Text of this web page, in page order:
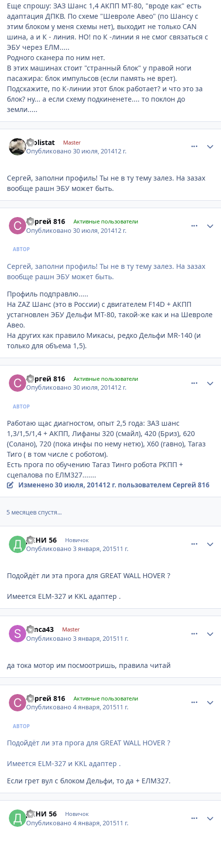
Еще спрошу: ЗАЗ Шанс 1,4 АКПП МТ-80, "вроде как" есть
адаптация ДПКВ. По схеме "Шевроле Авео" (по Шансу с
этим блоком у меня схемы нет), выходит не только CAN
шина, а и К - линия. НО! по К -линии я не смог связаться с
ЭБУ через ЕЛМ.....
Родного сканера по ним нет.
В этих машинах стоит "странный блок" у правой ноги
пасажира: блок импульсов (если память не врет).
Подскажите, по К-линии этот блок работает? и что это за
блок? ну... а если схему подкиненете.... то поклон до
земли.....
molistat Master
Опубликовано30 июля, 201412 г.
Сергей, заполни профиль! Ты не в ту тему залез. На зазах
вообще рашн ЭБУ может быть.
Сергей 816 Активные пользователи
Опубликовано30 июля, 201412 г.
АВТОР
Сергей, заполни профиль! Ты не в ту тему залез. На зазах
вообще рашн ЭБУ может быть.
Профиль подправлю.....
На ZAZ Шанс (это в России) с двигателем F14D + АКПП
устагновлен ЭБУ Дельфи МТ-80, такой-же как и на Шевроле
Авео.
На других как правило Микасы, редко Дельфи MR-140 (и
только для объема 1,5).
Сергей 816 Активные пользователи
Опубликовано30 июля, 201412 г.
АВТОР
Работаю щас диагностом, опыт 2,5 года: ЗАЗ шанс
1,3/1,5/1,4 + АКПП, Лифаны 320 (смайл), 420 (Бриз), 620
(Солано), 720 (пока инфы по нему нетю), Х60 (гавно), Тагаз
Тиго ( в том числе с роботом).
Есть прога по обучению Тагаз Тинго робота РКПП +
сцепалова по ЕЛМ327.......
Изменено30 июля, 201412 г. пользователем Сергей 816
5 месяцев спустя...
ДЕНИ 56 Новичок
Опубликовано3 января, 201511 г.
Подойдёт ли эта прога для GREAT WALL HOVER ?
Имеется ELM-327 и KKL адаптер .
simca43 Master
Опубликовано3 января, 201511 г.
да тока мотор им посмоотришь, правила читай
Сергей 816 Активные пользователи
Опубликовано4 января, 201511 г.
АВТОР
Подойдёт ли эта прога для GREAT WALL HOVER ?
Имеется ELM-327 и KKL адаптер .
Если грет вул с блоком Дельфи, то да + ЕЛМ327.
ДЕНИ 56 Новичок
Опубликовано4 января, 201511 г.